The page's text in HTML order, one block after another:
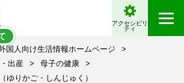
アクセシビリ
ティ
国人向け生活情報ホームページ
>
出産 > 母子の健康
>
ゆりかご・しんじゅく）